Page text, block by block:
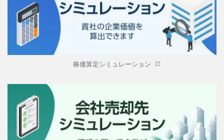
株価算定シミュレーション